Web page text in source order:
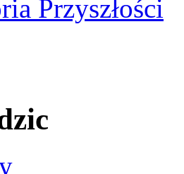
Przyszłości